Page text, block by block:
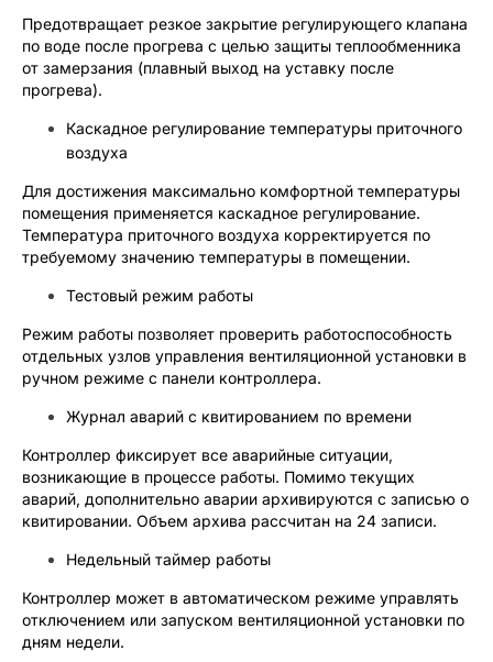
Предотвращает резкое закрытие регулирующего клапана
по воде после прогрева с целью защиты теплообменника
от замерзания (плавный выход на уставку после
прогрева).
Каскадное регулирование температуры приточного
воздуха
Для достижения максимально комфортной температуры
помещения применяется каскадное регулирование.
Температура приточного воздуха корректируется по
требуемому значению температуры в помещении.
Тестовый режим работы
Режим работы позволяет проверить работоспособность
отдельных узлов управления вентиляционной установки в
ручном режиме с панели контроллера.
Журнал аварий с квитированием по времени
Контроллер фиксирует все аварийные ситуации,
возникающие в процессе работы. Помимо текущих
аварий, дополнительно аварии архивируются с записью о
квитировании. Объем архива рассчитан на 24 записи.
Недельный таймер работы
Контроллер может в автоматическом режиме управлять
отключением или запуском вентиляционной установки по
дням недели.